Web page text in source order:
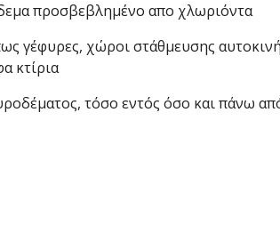
προσβεβλημένο απο χλωριόντα
γέφυρες, χώροι στάθμευσης
κτίρια
τόσο εντός όσο και πάνω